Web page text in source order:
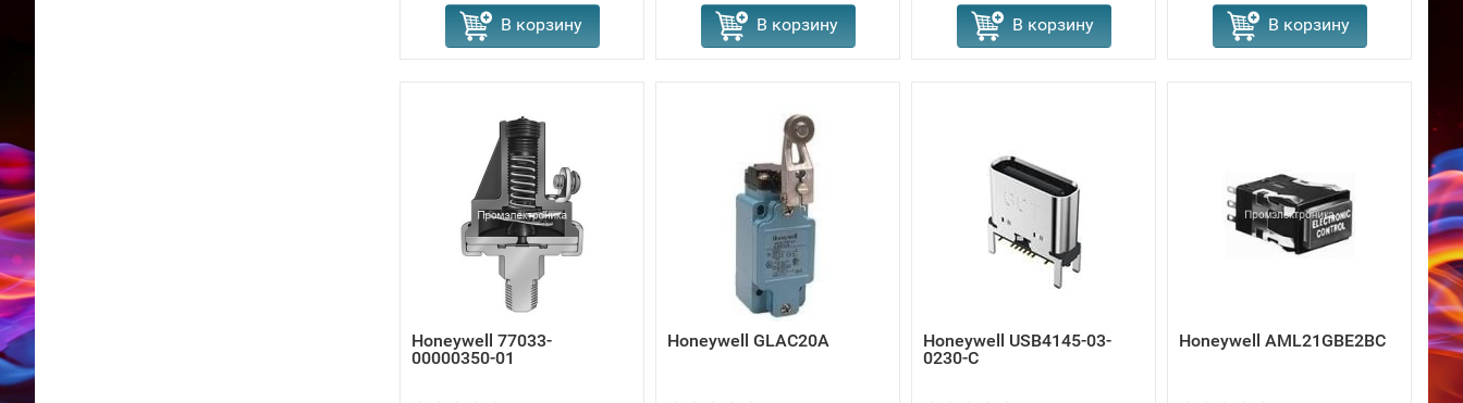
В корзину В корзину В корзину В корзину
Honeywell 77033-
00000350-01
Honeywell GLAC20A
Honeywell USB4145-03-
0230-C
Honeywell AML21GBE2BC